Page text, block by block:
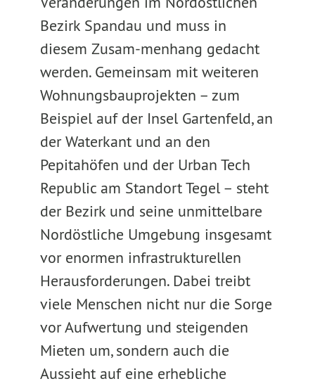
Bezirk Spandau und muss in
diesem Zusam-menhang gedacht
werden. Gemeinsam mit weiteren
Wohnungsbauprojekten – zum
Beispiel auf der Insel Gartenfeld, an
der Waterkant und an den
Pepitahöfen und der Urban Tech
Republic am Standort Tegel – steht
der Bezirk und seine unmittelbare
Nordöstliche Umgebung insgesamt
vor enormen infrastrukturellen
Herausforderungen. Dabei treibt
viele Menschen nicht nur die Sorge
vor Aufwertung und steigenden
Mieten um, sondern auch die
Aussieht auf eine erhebliche